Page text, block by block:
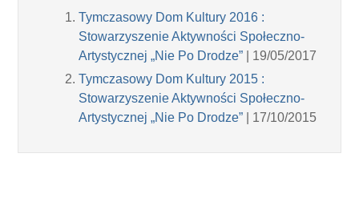
Tymczasowy Dom Kultury 2016 :
Stowarzyszenie Aktywności Społeczno-
Artystycznej „Nie Po Drodze” | 19/05/2017
Tymczasowy Dom Kultury 2015 :
Stowarzyszenie Aktywności Społeczno-
Artystycznej „Nie Po Drodze” | 17/10/2015